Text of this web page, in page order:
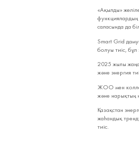
«Ақылды»
функциялардың
саласында да
Smart Grid
болуы тиіс, бұл
2025 жылы жаңа
және энергия
ЖОО мен
және нарықтың
Қазақстан
жаһандық
тиіс.